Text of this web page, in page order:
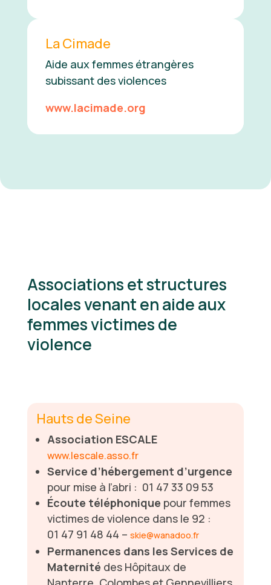
La Cimade
Aide aux femmes étrangères
subissant des violences
www.lacimade.org
Associations et structures
locales venant en aide aux
femmes victimes de
violence
Hauts de Seine
Association ESCALE
www.lescale.asso.fr
Service d’hébergement d’urgence
pour mise à l’abri : 01 47 33 09 53
Écoute téléphonique pour femmes
victimes de violence dans le 92 :
01 47 91 48 44 – skie@wanadoo.fr
Permanences dans les Services de
Maternité des Hôpitaux de